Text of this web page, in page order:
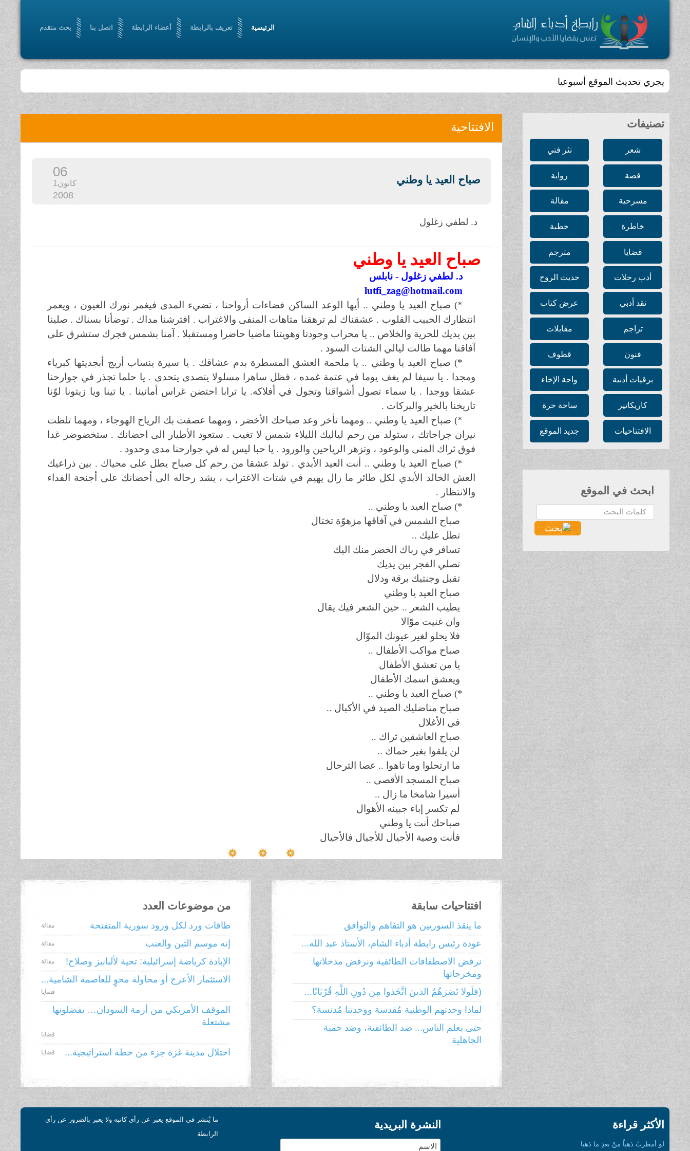
الرئيسية تعريف بالرابطة أعضاء الرابطة اتصل بنا بحث متقدم
يجري تحديث الموقع أسبوعيا
تصنيفات
شعر نثر فني
قصة رواية
مسرحية مقالة
خاطرة خطبة
قضايا مترجم
أدب رحلات حديث الروح
نقد أدبي عرض كتاب
تراجم مقابلات
فنون قطوف
برقيات أدبية واحة الإخاء
كاريكاتير ساحة حرة
الافتتاحيات جديد الموقع
ابحث في الموقع
البحث...
الافتتاحية
صباح العيد يا وطني
06
كانون1
2008
د. لطفي زغلول
صباح العيد يا وطني
د. لطفي زغلول - نابلس
lutfi_zag@hotmail.com
*) صباح العيد يا وطني .. أيها الوعد الساكن فضاءات أرواحنا ، تضيء المدى فيغمر نورك العيون ، ويعمر
انتظارك الحبيب القلوب . عشقناك لم ترهقنا متاهات المنفى والاغتراب . افترشنا مداك . توضأنا بسناك . صلينا
بين يديك للحرية والخلاص .. يا محراب وجودنا وهويتنا ماضيا حاضرا ومستقبلا . آمنا بشمس فجرك ستشرق على
آفاقنا مهما طالت ليالي الشتات السود .
*) صباح العيد يا وطني .. يا ملحمة العشق المسطرة بدم عشاقك . يا سيرة ينساب أريج أبجديتها كبرياء
ومجدا . يا سيفا لم يغف يوما في عتمة غمده ، فظل ساهرا مسلولا يتصدى يتحدى . يا حلما تجذر في جوارحنا
عشقا ووجدا . يا سماء تصول أشواقنا وتجول في أفلاكه. يا ترابا احتضن غراس أمانينا . يا تينا ويا زيتونا لوّنا
تاريخنا بالخير والبركات .
*) صباح العيد يا وطني .. ومهما تأخر وعد صباحك الأخضر ، ومهما عصفت بك الرياح الهوجاء ، ومهما تلظت
نيران جراحاتك ، ستولد من رحم لياليك الليلاء شمس لا تغيب . ستعود الأطيار الى احضانك . ستخضوضر غدا
فوق ثراك المنى والوعود ، وتزهر الرياحين والورود . يا حبا ليس له في جوارحنا مدى وحدود .
*) صباح العيد يا وطني .. أنت العيد الأبدي . تولد عشقا من رحم كل صباح يطل على محياك . بين ذراعيك
العش الخالد الأبدي لكل طائر ما زال يهيم في شتات الاغتراب ، يشد رحاله الى أحضانك على أجنحة الفداء
والانتظار .
*) صباح العيد يا وطني ..
صباح الشمس في آفاقها مزهوّة تختال
تطل عليك ..
تسافر في رباك الخضر منك اليك
تصلي الفجر بين يديك
تقبل وجنتيك برقة ودلال
صباح العيد يا وطني
يطيب الشعر .. حين الشعر فيك يقال
وان غنيت موّالا
فلا يحلو لغير عيونك الموّال
صباح مواكب الأطفال ..
يا من تعشق الأطفال
ويعشق اسمك الأطفال
*) صباح العيد يا وطني ..
صباح مناضليك الصيد في الأكبال ..
في الأغلال
صباح العاشقين ثراك ..
لن يلقوا بغير حماك ..
ما ارتحلوا وما تاهوا .. عصا الترحال
صباح المسجد الأقصى ..
أسيرا شامخا ما زال ..
لم تكسر إباء جبينه الأهوال
صباحك أنت يا وطني
فأنت وصية الأجيال للأجيال فالأجيال
افتتاحيات سابقة
ما ينقذ السوريين هو التفاهم والتوافق
عودة رئيس رابطة أدباء الشام، الأستاذ عبد الله...
نرفض الاصطفافات الطائفية ونرفض مدخلاتها
ومخرجاتها
(فلَولا نَصَرَهُمُ الذينَ اتَّخَذوا مِن دُونِ اللَّهِ قُرْبَانًا...
لماذا وحدتهم الوطنية مُقدسة ووحدتنا مُدنسة؟
حتى يعلم الناس... ضد الطائفية، وضد حمية
الجاهلية
من موضوعات العدد
طاقات ورد لكل ورود سورية المتفتحة مقالة
إنه موسم التين والعنب مقالة
الإبادة كرياضة إسرائيلية: تحية لألبانيز وصلاح! مقالة
الاستثمار الأعرج أو محاولة محوٍ للعاصمة الشامية...
قضايا
الموقف الأمريكي من أزمة السودان… يفضلونها
مشتعلة
قضايا
احتلال مدينة غزة جزء من خطة استراتيجية... قضايا
الأكثر قراءة
لو أمطرتْ ذهباً منْ بعدِ ما ذهبا
النشرة البريدية
ما يُنشر في الموقع يعبر عن رأي كاتبه ولا يعبر بالضرور عن رأي
الرابطة